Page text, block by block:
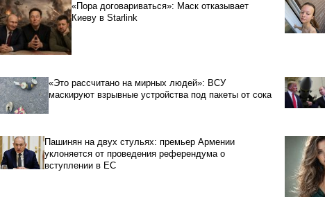
«Пора договариваться»: Маск отказывает
Киеву в Starlink
«Это рассчитано на мирных людей»: ВСУ
маскируют взрывные устройства под пакеты от сока
Пашинян на двух стульях: премьер Армении
уклоняется от проведения референдума о
вступлении в ЕС